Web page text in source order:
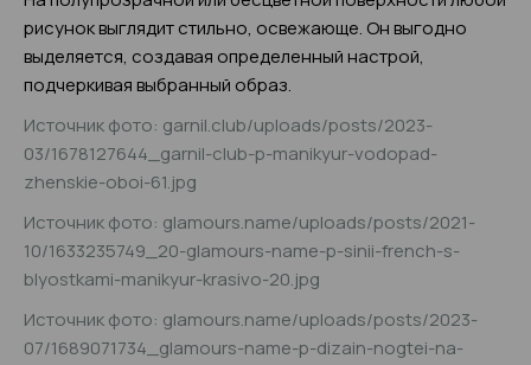
рисунок выглядит стильно, освежающе. Он выгодно
выделяется, создавая определенный настрой,
подчеркивая выбранный образ.
Источник фото: garnil.club/uploads/posts/2023-
03/1678127644_garnil-club-p-manikyur-vodopad-
zhenskie-oboi-61.jpg
Источник фото: glamours.name/uploads/posts/2021-
10/1633235749_20-glamours-name-p-sinii-french-s-
blyostkami-manikyur-krasivo-20.jpg
Источник фото: glamours.name/uploads/posts/2023-
07/1689071734_glamours-name-p-dizain-nogtei-na-